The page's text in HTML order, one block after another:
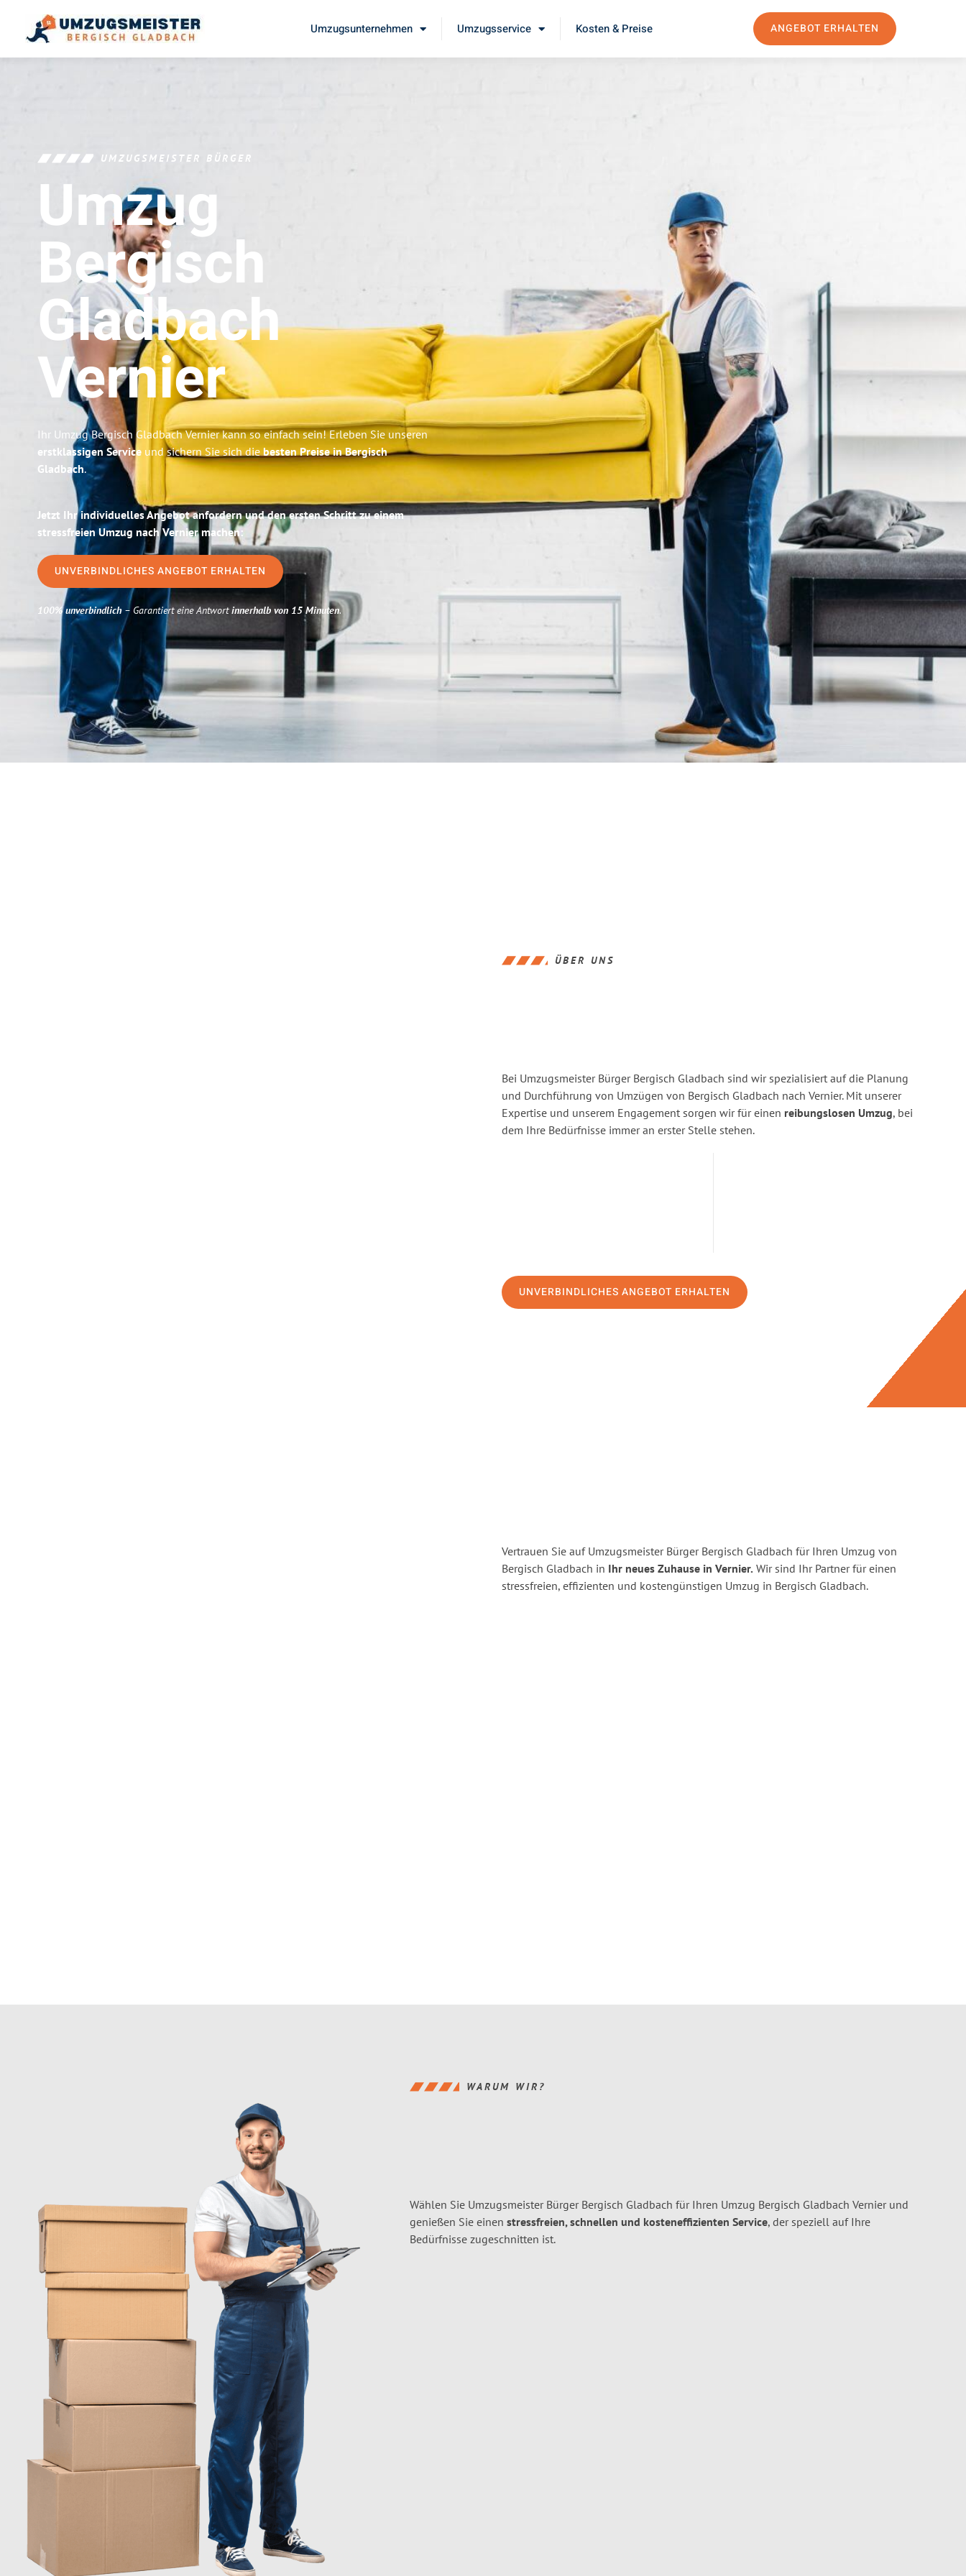
Umzugsunternehmen Umzugsservice Kosten & Preise ANGEBOT ERHALTEN
UMZUGSMEISTER BÜRGER
Umzug
Bergisch
Gladbach
Vernier
Ihr Umzug Bergisch Gladbach Vernier kann so einfach sein! Erleben Sie unseren
erstklassigen Service und sichern Sie sich diebesten Preise in Bergisch
Gladbach.
Jetzt Ihr individuelles Angebot anfordern und den ersten Schritt zu einem
stressfreien Umzug nach Vernier machen:
UNVERBINDLICHES ANGEBOT ERHALTEN
100% unverbindlich– Garantiert eine Antwortinnerhalb von 15 Minuten.
ÜBER UNS
Bei Umzugsmeister Bürger Bergisch Gladbach sind wir spezialisiert auf die Planung
und Durchführung von Umzügen von Bergisch Gladbach nach Vernier. Mit unserer
Expertise und unserem Engagement sorgen wir für einen reibungslosen Umzug, bei
dem Ihre Bedürfnisse immer an erster Stelle stehen.
UNVERBINDLICHES ANGEBOT ERHALTEN
Vertrauen Sie auf Umzugsmeister Bürger Bergisch Gladbach für Ihren Umzug von
Bergisch Gladbach in Ihr neues Zuhause in Vernier. Wir sind Ihr Partner für einen
stressfreien, effizienten und kostengünstigen Umzug in Bergisch Gladbach.
WARUM WIR?
Wählen Sie Umzugsmeister Bürger Bergisch Gladbach für Ihren Umzug Bergisch Gladbach Vernier und
genießen Sie einen stressfreien, schnellen und kosteneffizienten Service, der speziell auf Ihre
Bedürfnisse zugeschnitten ist.